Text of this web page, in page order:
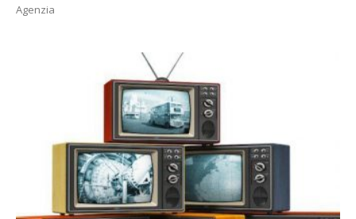
Agenzia